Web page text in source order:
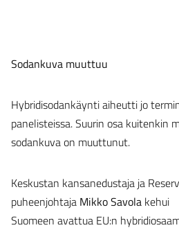
Sodankuva muuttuu
Hybridisodankäynti aiheutti jo
panelisteissa. Suurin osa kuitenkin
sodankuva on muuttunut.
Keskustan kansanedustaja ja
puheenjohtaja Mikko Savola kehui
Suomeen avattua EU:n